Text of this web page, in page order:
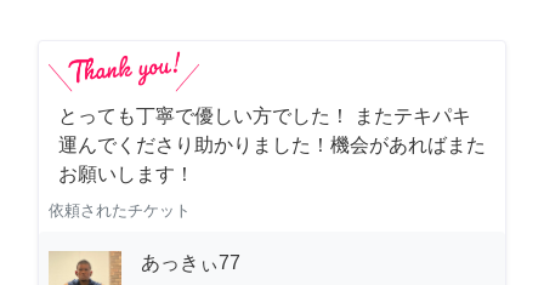
とっても丁寧で優しい方でした！ またテキパキ
運んでくださり助かりました！機会があればまた
お願いします！
依頼されたチケット
あっきぃ77